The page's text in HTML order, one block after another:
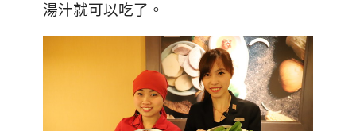
湯汁就可以吃了。